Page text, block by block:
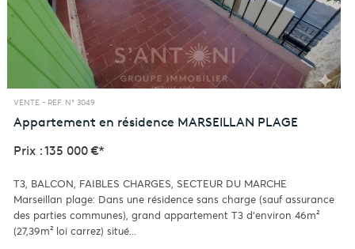
VENTE - REF. N° 3049
Appartement en résidence MARSEILLAN PLAGE
Prix : 135 000 €*
T3, BALCON, FAIBLES CHARGES, SECTEUR DU MARCHE
Marseillan plage: Dans une résidence sans charge (sauf assurance
des parties communes), grand appartement T3 d'environ 46m²
(27,39m² loi carrez) situé...